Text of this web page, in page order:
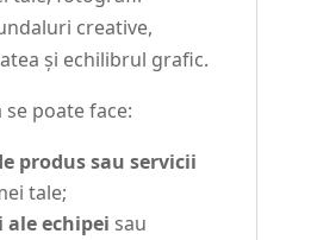
creative,
și echilibrul grafic.
poate face:
produs sau servicii
tale;
echipei sau